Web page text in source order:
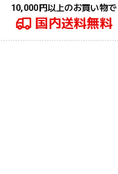
10,000円以上のお買い物で
国内送料無料